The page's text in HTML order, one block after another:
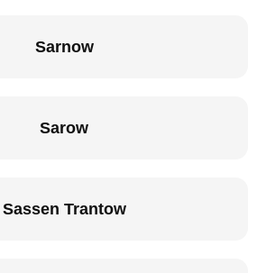
Sarnow
Sarow
Sassen Trantow